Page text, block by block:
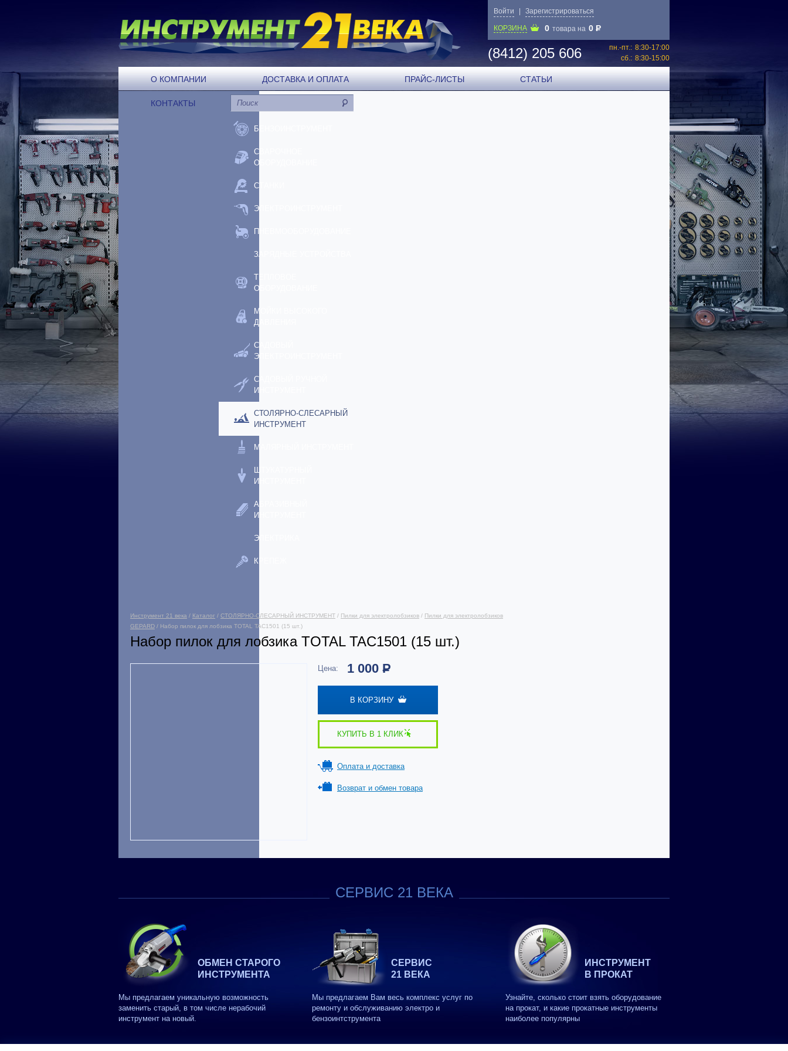
Войти Зарегистрироваться
КОРЗИНА 0 товара на 0 P
(8412) 205 606 пн.-пт.: 8:30-17:00
сб.: 8:30-15:00
О КОМПАНИИ ДОСТАВКА И ОПЛАТА ПРАЙС-ЛИСТЫ СТАТЬИ
КОНТАКТЫ
БЕНЗОИНСТРУМЕНТ
СВАРОЧНОЕ
ОБОРУДОВАНИЕ
СТАНКИ
ЭЛЕКТРОИНСТРУМЕНТ
ПНЕВМООБОРУДОВАНИЕ
ЗАРЯДНЫЕ УСТРОЙСТВА
ТЕПЛОВОЕ
ОБОРУДОВАНИЕ
МОЙКИ ВЫСОКОГО
ДАВЛЕНИЯ
САДОВЫЙ
ЭЛЕКТРОИНСТРУМЕНТ
САДОВЫЙ РУЧНОЙ
ИНСТРУМЕНТ
СТОЛЯРНО-СЛЕСАРНЫЙ
ИНСТРУМЕНТ
МАЛЯРНЫЙ ИНСТРУМЕНТ
ШТУКАТУРНЫЙ
ИНСТРУМЕНТ
АБРАЗИВНЫЙ
ИНСТРУМЕНТ
ЭЛЕКТРИКА
КРЕПЕЖ
Инструмент 21 века / Каталог / СТОЛЯРНО-СЛЕСАРНЫЙ ИНСТРУМЕНТ / Пилки для электролобзиков / Пилки для электролобзиков
GEPARD / Набор пилок для лобзика TOTAL TAC1501 (15 шт.)
Набор пилок для лобзика TOTAL TAC1501 (15 шт.)
Цена: 1 000 Р
В КОРЗИНУ
КУПИТЬ В 1 КЛИК
Оплата и доставка
Возврат и обмен товара
СЕРВИС 21 ВЕКА
ОБМЕН СТАРОГО
ИНСТРУМЕНТА
Мы предлагаем уникальную возможность
заменить старый, в том числе нерабочий
инструмент на новый.
СЕРВИС
21 ВЕКА
Мы предлагаем Вам весь комплекс услуг по
ремонту и обслуживанию электро и
бензоинтструмента
ИНСТРУМЕНТ
В ПРОКАТ
Узнайте, сколько стоит взять оборудование
на прокат, и какие прокатные инструменты
наиболее популярны